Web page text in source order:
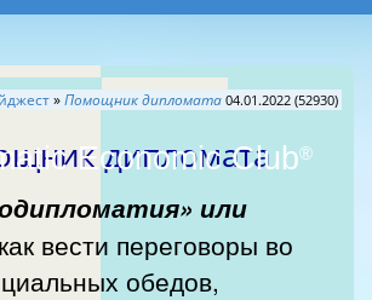
Economic Club®
»Помощник дипломата 04.01.2022 (52930)
дипломата
или
вести переговоры во
обедов,